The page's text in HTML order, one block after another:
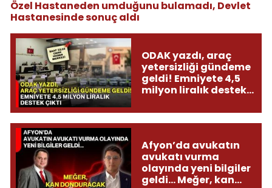
Özel Hastaneden umduğunu bulamadı, Devlet
Hastanesinde sonuç aldı
ODAK yazdı, araç
yetersizliği gündeme
geldi! Emniyete 4,5
milyon liralık destek
Afyon’da avukatın
avukatı vurma
olayında yeni bilgiler
geldi... Meğer, kan